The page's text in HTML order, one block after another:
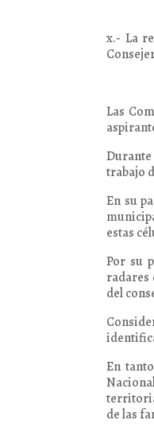
x.- La
-
Las
Durante
trabajo
En su
estas
Por su
radares
del
En
de las